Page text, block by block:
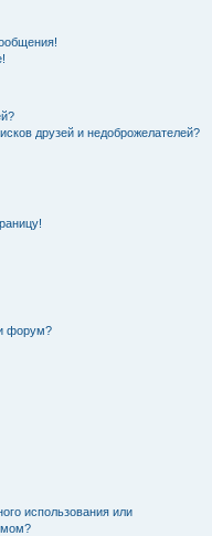
друзей и недоброжелателей?
форум?
использования или